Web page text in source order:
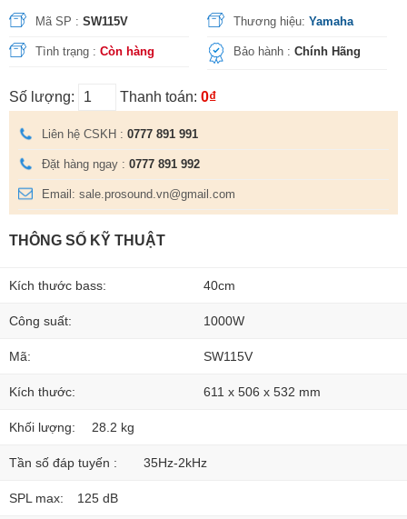
Mã SP : SW115V Thương hiệu:Yamaha
Tình trạng : Còn hàng Bảo hành :Chính Hãng
Số lượng: Thanh toán: 0₫
Liên hệ CSKH : 0777 891 991
Đặt hàng ngay : 0777 891 992
Email: sale.prosound.vn@gmail.com
THÔNG SỐ KỸ THUẬT
Kích thước bass: 40cm
Công suất: 1000W
Mã: SW115V
Kích thước: 611 x 506 x 532 mm
Khối lượng: 28.2 kg
Tần số đáp tuyến : 35Hz-2kHz
SPL max: 125 dB